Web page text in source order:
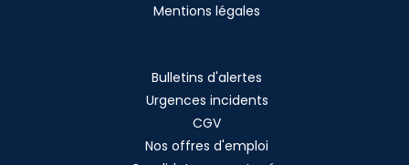
Mentions légales
Bulletins d'alertes
Urgences incidents
CGV
Nos offres d'emploi